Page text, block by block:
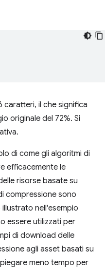
caratteri, il che significa
originale del 72%. Si
di come gli algoritmi di
efficacemente le
risorse basate su
compressione sono
nell'esempio
essere utilizzati per
di download delle
agli asset basati su
meno tempo per